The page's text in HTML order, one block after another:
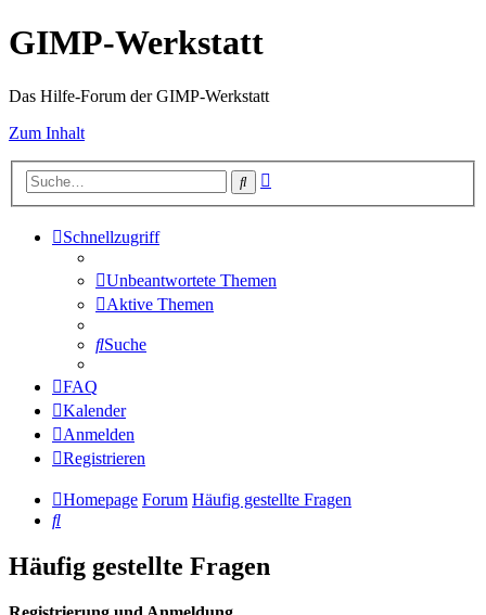
GIMP-Werkstatt
Das Hilfe-Forum der GIMP-Werkstatt
Zum Inhalt
Suche
Schnellzugriff
Unbeantwortete Themen
Aktive Themen
Suche
FAQ
Kalender
Anmelden
Registrieren
Homepage Forum Häufig gestellte Fragen
Suche
Häufig gestellte Fragen